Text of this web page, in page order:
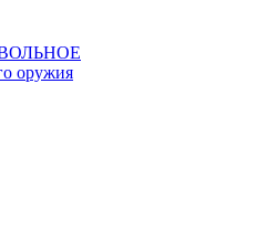
оружия